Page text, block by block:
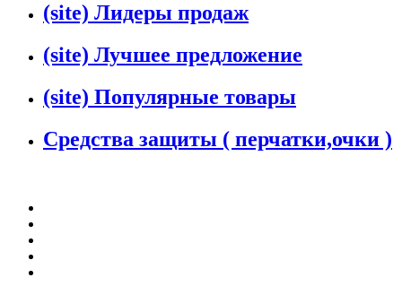
(site) Лидеры продаж
(site) Лучшее предложение
(site) Популярные товары
Средства защиты ( перчатки,очки )